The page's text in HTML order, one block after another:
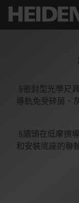
§密封型光學尺
導軌免受碎屑、
§讀頭在低摩擦
和安裝底座的聯